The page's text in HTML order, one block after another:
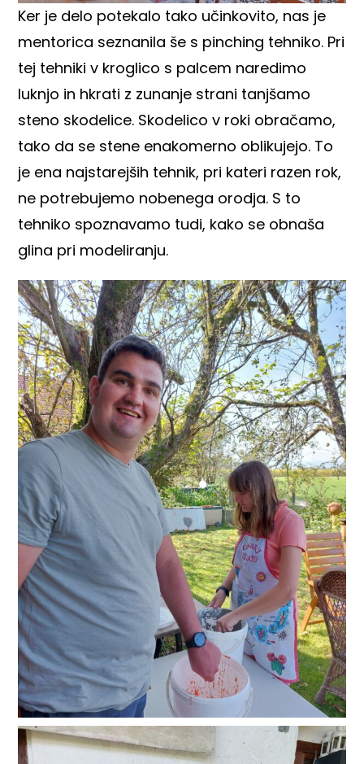
Ker je delo potekalo tako učinkovito, nas je
mentorica seznanila še s pinching tehniko. Pri
tej tehniki v kroglico s palcem naredimo
luknjo in hkrati z zunanje strani tanjšamo
steno skodelice. Skodelico v roki obračamo,
tako da se stene enakomerno oblikujejo. To
je ena najstarejših tehnik, pri kateri razen rok,
ne potrebujemo nobenega orodja. S to
tehniko spoznavamo tudi, kako se obnaša
glina pri modeliranju.